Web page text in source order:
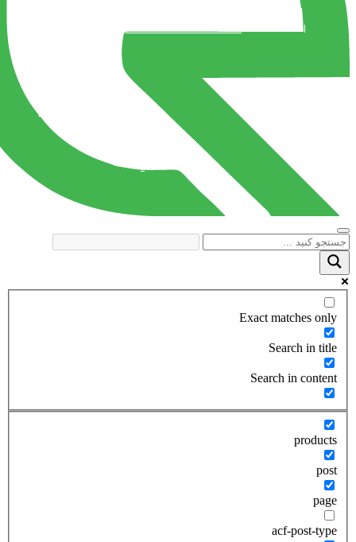
Exact matches only
Search in title
Search in content
products
post
page
acf-post-type